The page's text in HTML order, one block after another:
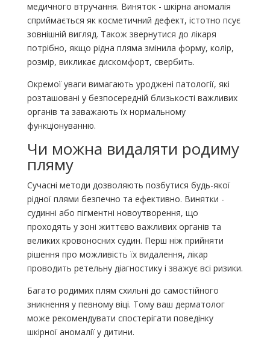
медичного втручання. Виняток - шкірна аномалія
сприймається як косметичний дефект, істотно псує
зовнішній вигляд. Також звернутися до лікаря
потрібно, якщо рідна пляма змінила форму, колір,
розмір, викликає дискомфорт, свербить.
Окремої уваги вимагають уроджені патології, які
розташовані у безпосередній близькості важливих
органів та заважають їх нормальному
функціонуванню.
Чи можна видаляти родиму
пляму
Сучасні методи дозволяють позбутися будь-якої
рідної плями безпечно та ефективно. Винятки -
судинні або пігментні новоутворення, що
проходять у зоні життєво важливих органів та
великих кровоносних судин. Перш ніж прийняти
рішення про можливість їх видалення, лікар
проводить ретельну діагностику і зважує всі ризики.
Багато родимих ​​плям схильні до самостійного
зникнення у певному віці. Тому ваш дерматолог
може рекомендувати спостерігати поведінку
шкірної аномалії у дитини.